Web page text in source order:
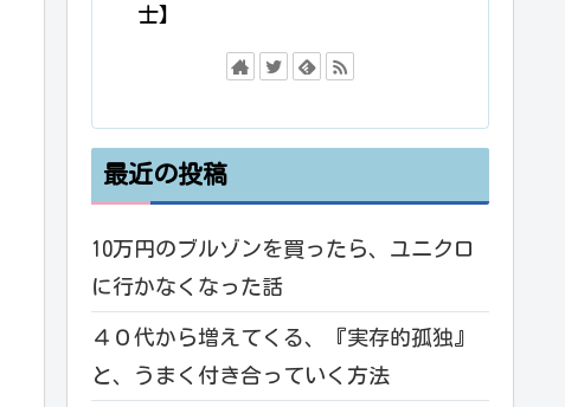
士】
最近の投稿
10万円のブルゾンを買ったら、ユニクロ
に行かなくなった話
４０代から増えてくる、『実存的孤独』
と、うまく付き合っていく方法